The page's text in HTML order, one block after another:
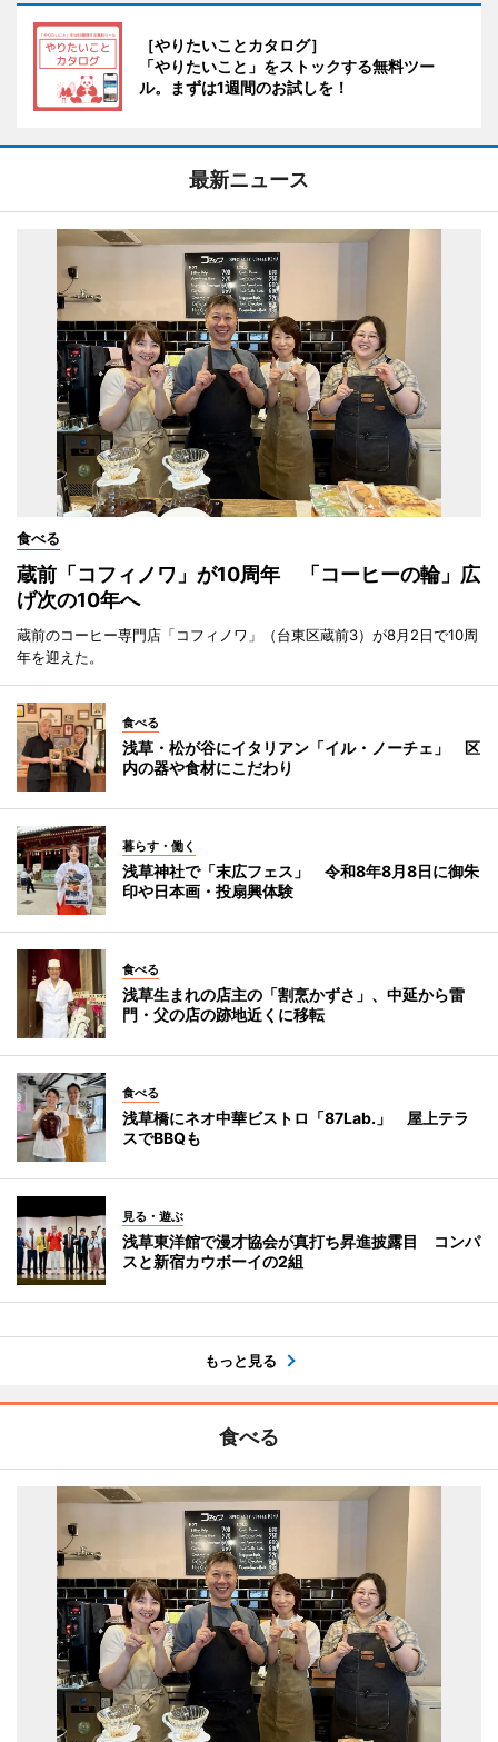
［やりたいことカタログ］
「やりたいこと」をストックする無料ツー
ル。まずは1週間のお試しを！
最新ニュース
食べる
蔵前「コフィノワ」が10周年 「コーヒーの輪」広
げ次の10年へ
蔵前のコーヒー専門店「コフィノワ」（台東区蔵前3）が8月2日で10周
年を迎えた。
食べる
浅草・松が谷にイタリアン「イル・ノーチェ」 区
内の器や食材にこだわり
暮らす・働く
浅草神社で「末広フェス」 令和8年8月8日に御朱
印や日本画・投扇興体験
食べる
浅草生まれの店主の「割烹かずさ」、中延から雷
門・父の店の跡地近くに移転
食べる
浅草橋にネオ中華ビストロ「87Lab.」 屋上テラ
スでBBQも
見る・遊ぶ
浅草東洋館で漫才協会が真打ち昇進披露目 コンパ
スと新宿カウボーイの2組
もっと見る
食べる